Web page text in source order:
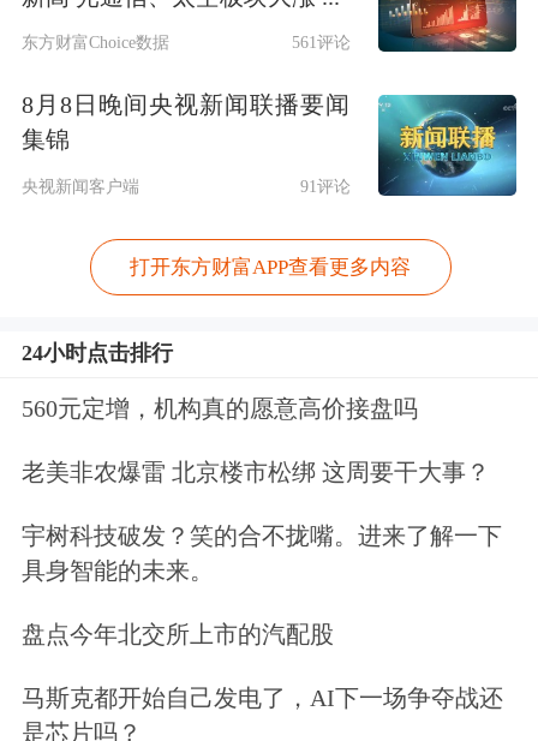
东方财富Choice数据 561评论
8月8日晚间央视新闻联播要闻
集锦
央视新闻客户端 91评论
打开东方财富APP查看更多内容
24小时点击排行
560元定增，机构真的愿意高价接盘吗
老美非农爆雷 北京楼市松绑 这周要干大事？
宇树科技破发？笑的合不拢嘴。进来了解一下
具身智能的未来。
盘点今年北交所上市的汽配股
马斯克都开始自己发电了，AI下一场争夺战还
是芯片吗？